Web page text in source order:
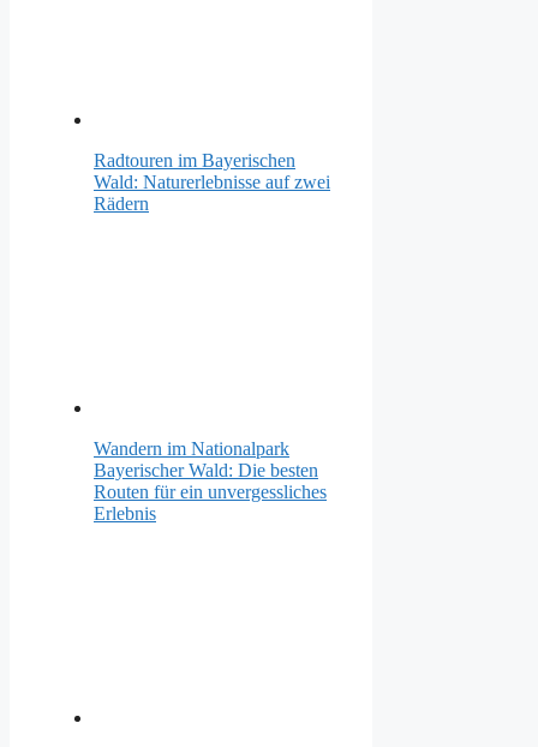
Radtouren im Bayerischen
Wald: Naturerlebnisse auf zwei
Rädern
Wandern im Nationalpark
Bayerischer Wald: Die besten
Routen für ein unvergessliches
Erlebnis